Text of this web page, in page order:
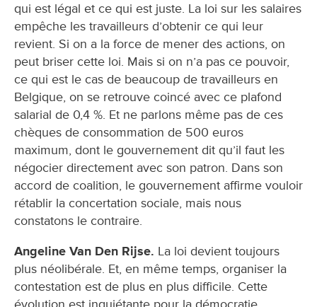
qui est légal et ce qui est juste. La loi sur les salaires
empêche les travailleurs d’obtenir ce qui leur
revient. Si on a la force de mener des actions, on
peut briser cette loi. Mais si on n’a pas ce pouvoir,
ce qui est le cas de beaucoup de travailleurs en
Belgique, on se retrouve coincé avec ce plafond
salarial de 0,4 %. Et ne parlons même pas de ces
chèques de consommation de 500 euros
maximum, dont le gouvernement dit qu’il faut les
négocier directement avec son patron. Dans son
accord de coalition, le gouvernement affirme vouloir
rétablir la concertation sociale, mais nous
constatons le contraire.
Angeline Van Den Rijse. La loi devient toujours
plus néolibérale. Et, en même temps, organiser la
contestation est de plus en plus difficile. Cette